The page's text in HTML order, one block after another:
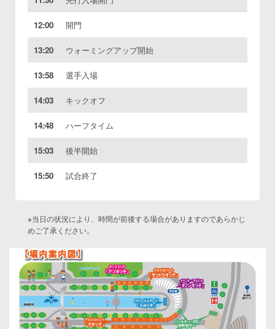
12:00 開門
13:20 ウォーミングアップ開始
13:58 選手入場
14:03 キックオフ
14:48 ハーフタイム
15:03 後半開始
15:50 試合終了
※当日の状況により、時間が前後する場合がありますのであらかじ
めご了承ください。